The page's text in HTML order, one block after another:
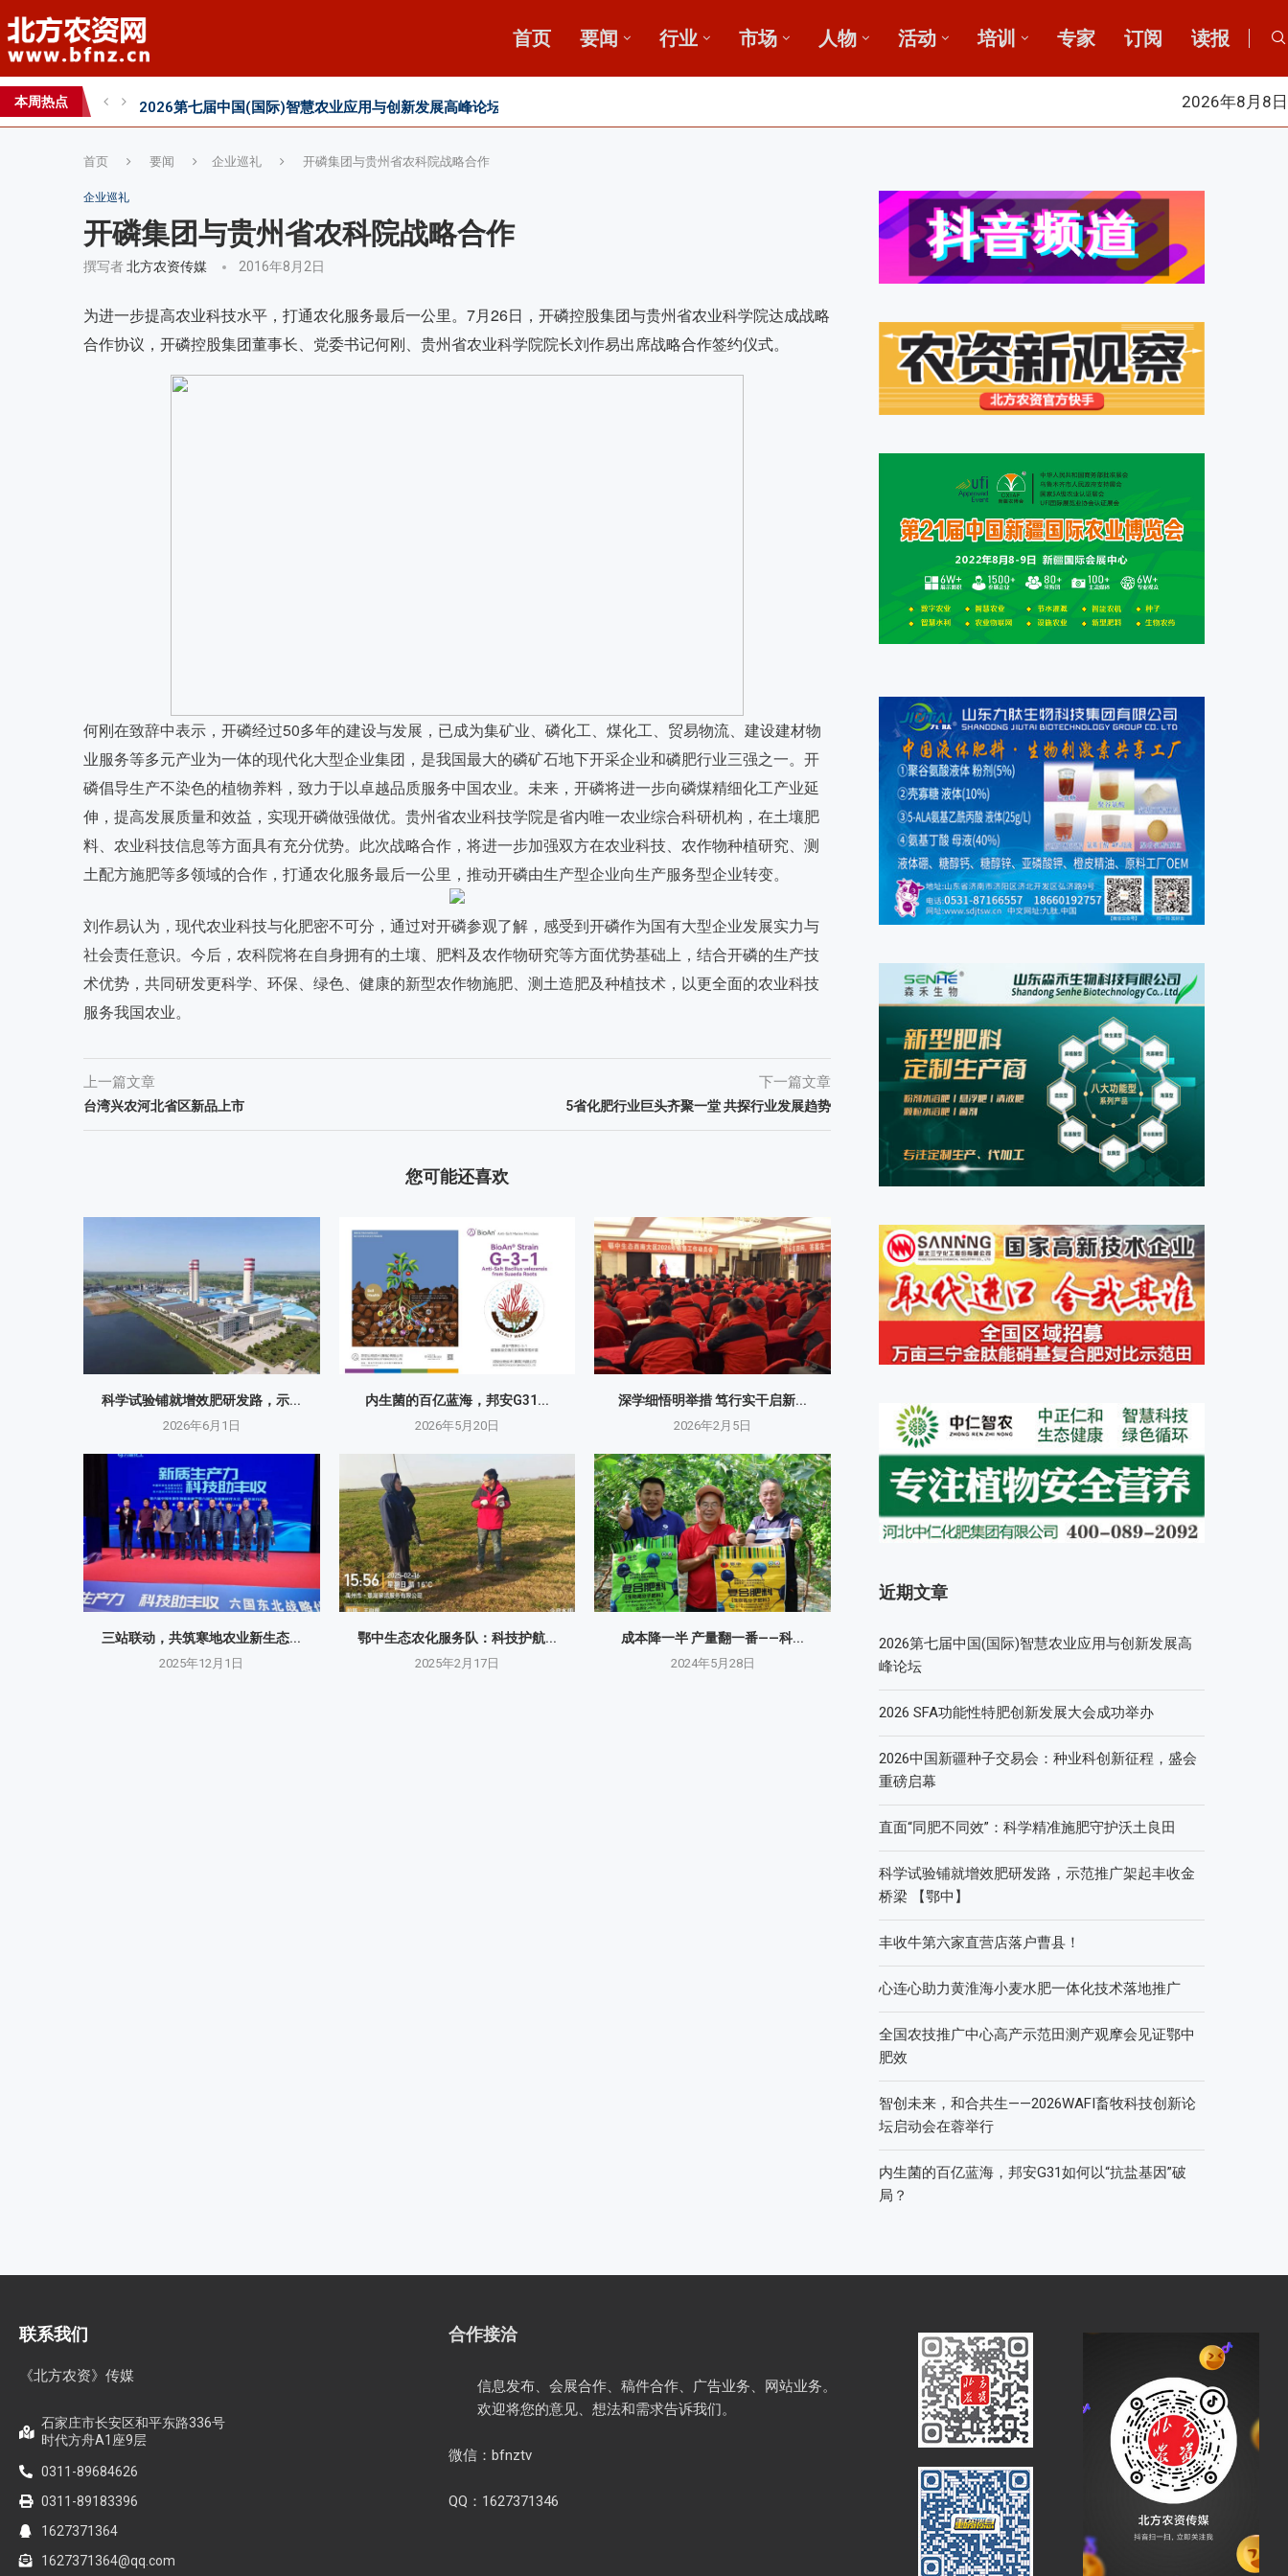
首页 要闻 行业 市场 人物 活动 培训 专家 订阅 读报
本周热点
直面“同肥不同效”：科学精准施肥守护沃土良田
2026年8月8日
首页 要闻 企业巡礼 开磷集团与贵州省农科院战略合作
企业巡礼
开磷集团与贵州省农科院战略合作
撰写者北方农资传媒 2016年8月2日
为进一步提高农业科技水平，打通农化服务最后一公里。7月26日，开磷控股集团与贵州省农业科学院达成战略
合作协议，开磷控股集团董事长、党委书记何刚、贵州省农业科学院院长刘作易出席战略合作签约仪式。
何刚在致辞中表示，开磷经过50多年的建设与发展，已成为集矿业、磷化工、煤化工、贸易物流、建设建材物
业服务等多元产业为一体的现代化大型企业集团，是我国最大的磷矿石地下开采企业和磷肥行业三强之一。开
磷倡导生产不染色的植物养料，致力于以卓越品质服务中国农业。未来，开磷将进一步向磷煤精细化工产业延
伸，提高发展质量和效益，实现开磷做强做优。贵州省农业科技学院是省内唯一农业综合科研机构，在土壤肥
料、农业科技信息等方面具有充分优势。此次战略合作，将进一步加强双方在农业科技、农作物种植研究、测
土配方施肥等多领域的合作，打通农化服务最后一公里，推动开磷由生产型企业向生产服务型企业转变。
刘作易认为，现代农业科技与化肥密不可分，通过对开磷参观了解，感受到开磷作为国有大型企业发展实力与
社会责任意识。今后，农科院将在自身拥有的土壤、肥料及农作物研究等方面优势基础上，结合开磷的生产技
术优势，共同研发更科学、环保、绿色、健康的新型农作物施肥、测土造肥及种植技术，以更全面的农业科技
服务我国农业。
上一篇文章
台湾兴农河北省区新品上市
下一篇文章
5省化肥行业巨头齐聚一堂 共探行业发展趋势
您可能还喜欢
科学试验铺就增效肥研发路，示...
2026年6月1日
内生菌的百亿蓝海，邦安G31...
2026年5月20日
深学细悟明举措 笃行实干启新...
2026年2月5日
三站联动，共筑寒地农业新生态...
2025年12月1日
鄂中生态农化服务队：科技护航...
2025年2月17日
成本降一半 产量翻一番——科...
2024年5月28日
近期文章
2026第七届中国(国际)智慧农业应用与创新发展高
峰论坛
2026 SFA功能性特肥创新发展大会成功举办
2026中国新疆种子交易会：种业科创新征程，盛会
重磅启幕
直面“同肥不同效”：科学精准施肥守护沃土良田
科学试验铺就增效肥研发路，示范推广架起丰收金
桥梁 【鄂中】
丰收牛第六家直营店落户曹县！
心连心助力黄淮海小麦水肥一体化技术落地推广
全国农技推广中心高产示范田测产观摩会见证鄂中
肥效
智创未来，和合共生——2026WAFI畜牧科技创新论
坛启动会在蓉举行
内生菌的百亿蓝海，邦安G31如何以“抗盐基因”破
局？
联系我们
《北方农资》传媒
石家庄市长安区和平东路336号
时代方舟A1座9层
0311-89684626
0311-89183396
1627371364
1627371364@qq.com
合作接洽
信息发布、会展合作、稿件合作、广告业务、网站业务。
欢迎将您的意见、想法和需求告诉我们。
微信：bfnztv
QQ：1627371346